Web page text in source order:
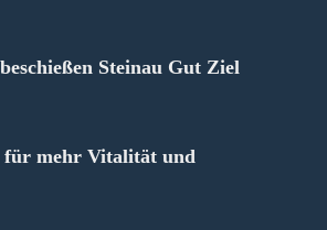
Steinau Gut Ziel
für mehr Vitalität und